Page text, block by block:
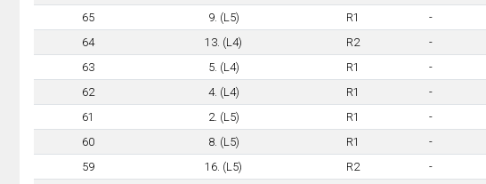
65
9. (L5) R1 -
64
13. (L4) R2 -
63
5. (L4) R1 -
62
4. (L4) R1 -
61
2. (L5) R1 -
60
8. (L5) R1 -
59
16. (L5) R2 -